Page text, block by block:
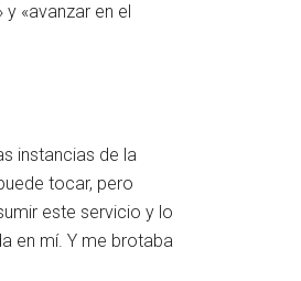
«avanzar en el
instancias de la
tocar, pero
este servicio y lo
en mí. Y me brotaba